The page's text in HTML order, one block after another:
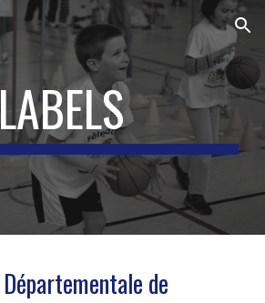
Skip to navigation
de